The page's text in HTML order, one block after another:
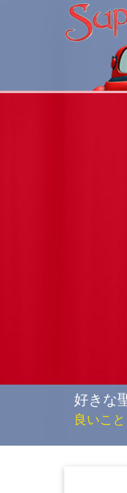
好きな
良いこ